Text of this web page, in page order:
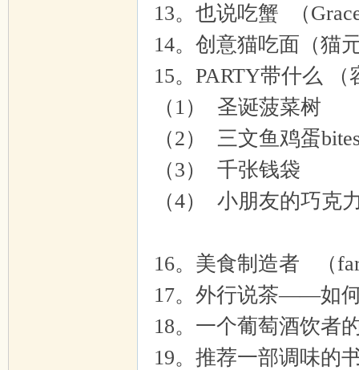
13。也说吃蟹 （
14。创意猫吃面（
15。PARTY带什么 （
（1） 圣诞菠菜树
（2） 三文鱼鸡蛋
（3） 千张钱袋
（4） 小朋友的巧克
16。美食制造者 （
17。外行说茶——如
18。一个葡萄酒饮
19。推荐一部调味